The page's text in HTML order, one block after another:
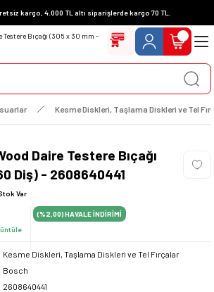
kargo, 4.000 TL altı siparişlerde kargo 70 TL.
Kesme Diskleri, Taşlama Diskleri ve Tel
Daire Testere Bıçağı
Diş) - 2608640441
Var
(%2,00)HAVALE İNDİRİMİ
Kesme Diskleri, Taşlama Diskleri ve Tel Fırçalar
Bosch
2608640441